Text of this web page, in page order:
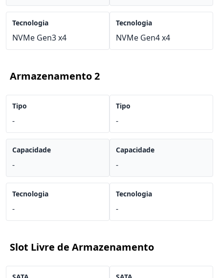
Tecnologia
NVMe Gen3 x4
Tecnologia
NVMe Gen4 x4
Armazenamento 2
Tipo
-
Capacidade
-
Tecnologia
-
Tipo
-
Capacidade
-
Tecnologia
-
Slot Livre de Armazenamento